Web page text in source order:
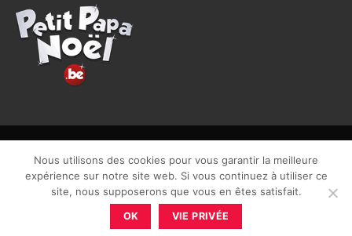
CGU| Vie privée| TVA : BE0840965749 | Site web réalisé par
Nous utilisons des cookies pour vous garantir la meilleure
expérience sur notre site web. Si vous continuez à utiliser ce
site, nous supposerons que vous en êtes satisfait.
OK VIE PRIVÉE